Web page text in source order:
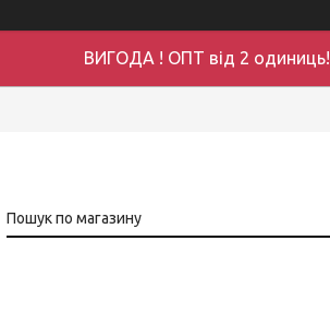
ВИГОДА ! ОПТ від 2 одиниць!